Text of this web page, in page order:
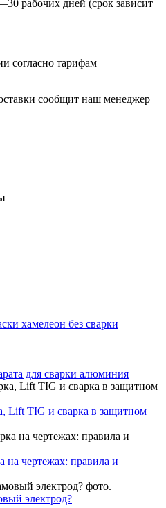
рабочих дней (срок зависит
согласно тарифам
сообщит наш менеджер
хамелеон без сварки
для сварки алюминия
Lift TIG и сварка в защитном
на чертежах: правила и
электрод?